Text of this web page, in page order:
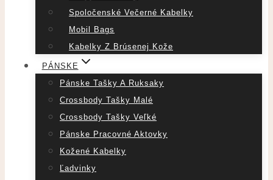
Spoločenské Večerné Kabelky
Mobil Bags
Kabelky Z Brúsenej Kože
PÁNSKE
Pánske Tašky A Ruksaky
Crossbody Tašky Malé
Crossbody Tašky Veľké
Pánske Pracovné Aktovky
Kožené Kabelky
Ľadvinky